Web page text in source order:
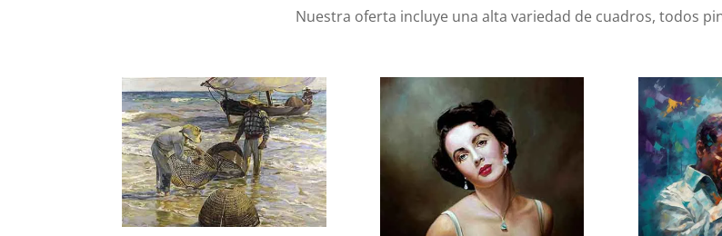
Nuestra oferta incluye una alta variedad de cuadros, todos